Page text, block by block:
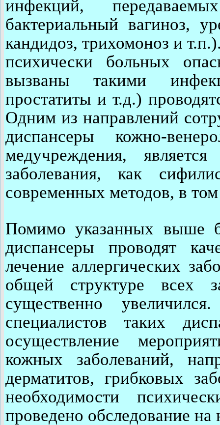
инфекций,
бактериальный вагиноз,
кандидоз, трихомоноз и
психически больных
вызваны такими
простатиты и т.д.)
Одним из направлений
диспансеры кожно-
медучреждения,
заболевания, как
современных методов, в
Помимо указанных выше
диспансеры проводят
лечение аллергических
общей структуре всех
существенно
специалистов таких
осуществление
кожных заболеваний,
дерматитов, грибковых
необходимости
проведено обследование